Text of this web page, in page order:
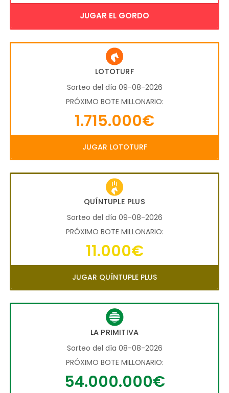
JUGAR EL GORDO
LOTOTURF
Sorteo del día 09-08-2026
PRÓXIMO BOTE MILLONARIO:
1.715.000€
JUGAR LOTOTURF
QUÍNTUPLE PLUS
Sorteo del día 09-08-2026
PRÓXIMO BOTE MILLONARIO:
11.000€
JUGAR QUÍNTUPLE PLUS
LA PRIMITIVA
Sorteo del día 08-08-2026
PRÓXIMO BOTE MILLONARIO:
54.000.000€